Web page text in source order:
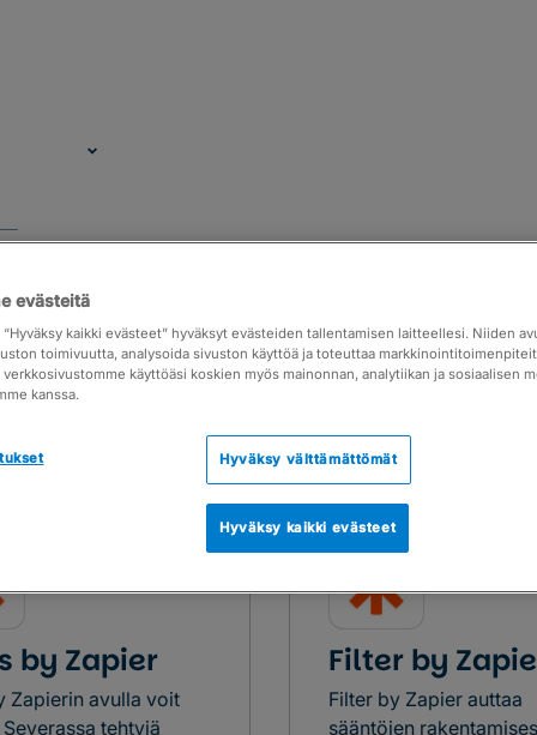
Hinnoittelu
mahdollistavat erilaisten integraatioiden
Tutustu Severa-yhteensopiviin palveluihin
by Zapier
Zapierin avulla voit
tehtyjä
Filter by
Filter by Zapier auttaa
sääntöjen
evästeitä
“Hyväksy kaikki evästeet” hyväksyt evästeiden tallentamisen laitteellesi. Niiden
toimivuutta, analysoida sivuston käyttöä ja toteuttaa
verkkosivustomme käyttöäsi koskien myös mainonnan, analytiikan ja sosiaalisen
kanssa.
Hyväksy välttämättömät
Hyväksy kaikki evästeet